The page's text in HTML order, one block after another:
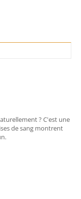
? C'est une
de sang montrent